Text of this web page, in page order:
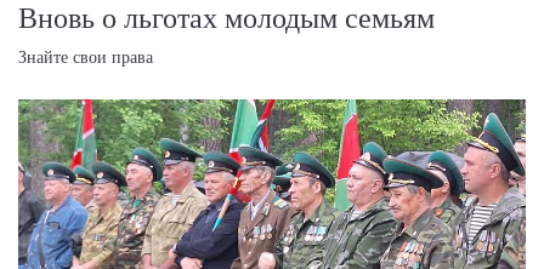
Вновь о льготах молодым семьям
Знайте свои права